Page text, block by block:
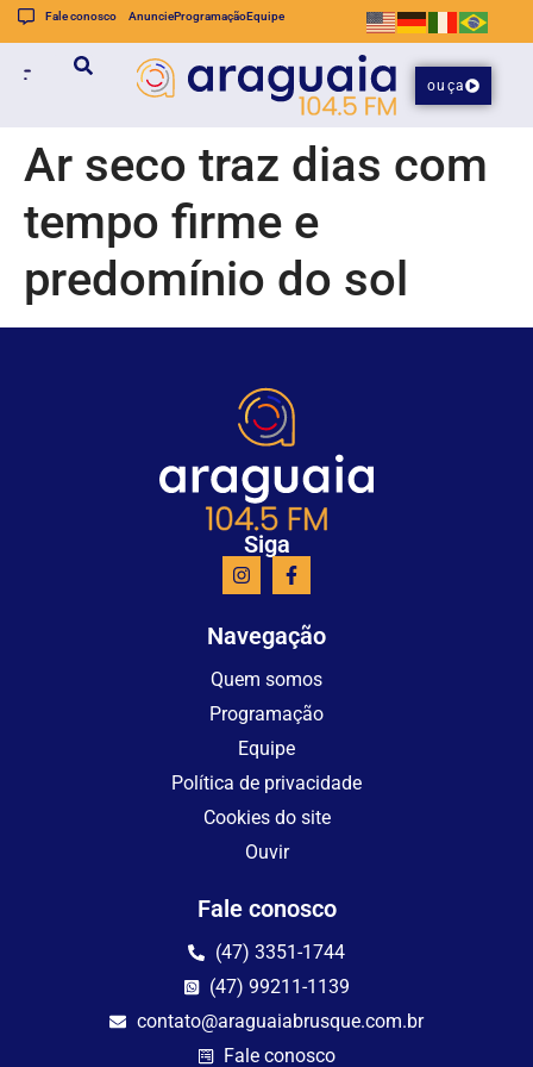
Fale conosco AnuncieProgramaçãoEquipe
ouça
Ar seco traz dias com
tempo firme e
predomínio do sol
Siga
Navegação
Quem somos
Programação
Equipe
Política de privacidade
Cookies do site
Ouvir
Fale conosco
(47) 3351-1744
(47) 99211-1139
contato@araguaiabrusque.com.br
Fale conosco